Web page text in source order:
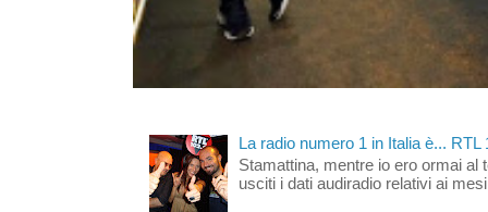
La radio numero 1 in Italia è... RTL
Stamattina, mentre io ero ormai al
usciti i dati audiradio relativi ai